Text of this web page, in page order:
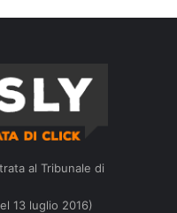
al Tribunale di
13 luglio 2016)